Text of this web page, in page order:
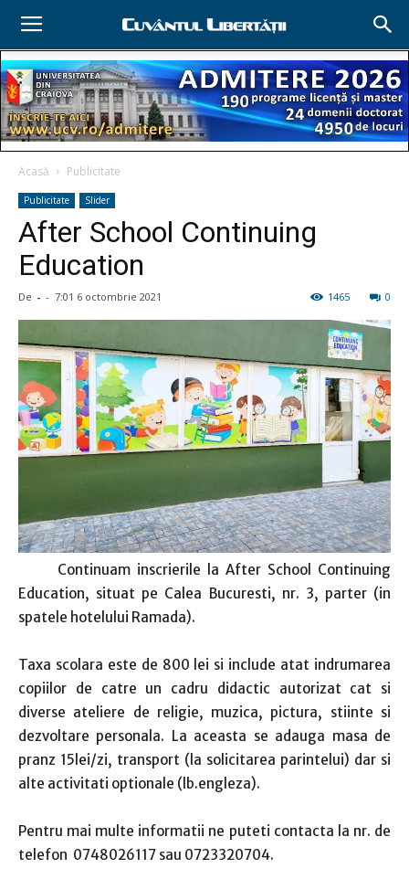
Acasă Publicitate
Publicitate Slider
After School Continuing
Education
De - - 7:01 6 octombrie 2021 0
1465
Continuam inscrierile la After School Continuing
Education, situat pe Calea Bucuresti, nr. 3, parter (in
spatele hotelului Ramada).
Taxa scolara este de 800 lei si include atat indrumarea
copiilor de catre un cadru didactic autorizat cat si
diverse ateliere de religie, muzica, pictura, stiinte si
dezvoltare personala. La aceasta se adauga masa de
pranz 15lei/zi, transport (la solicitarea parintelui) dar si
alte activitati optionale (lb.engleza).
Pentru mai multe informatii ne puteti contacta la nr. de
telefon 0748026117 sau 0723320704.